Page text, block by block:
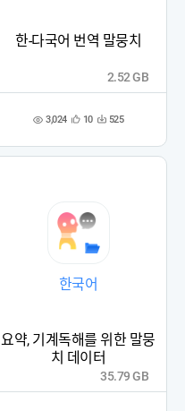
한-다국어 번역 말뭉치
조 3,024 관
록
10 다 525
2.52 GB
한국어
요약, 기계독해를 위한 말뭉
치 데이터
35.79 GB